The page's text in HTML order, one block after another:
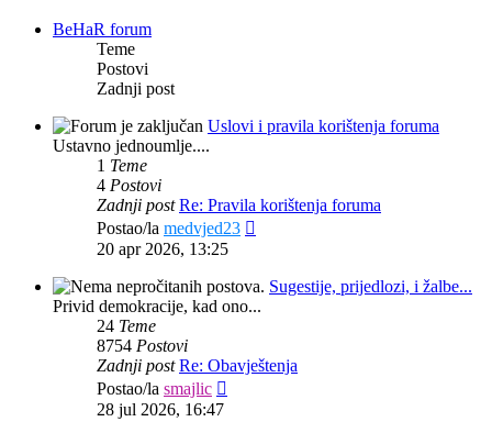
jel' to fino rasporedjeno?
nije :(
Respond
Gostje napisao/la:
07:38
Pekmezaje napisao/la:
↑31 jul 2026, 16:45
jel' to fino rasporedjeno?
Gost•sri aug 05, 2026 7:38 am
Pekmeza je napisao/la:
2026, 16:4577kg
Pekmeza• pet jul 31, 2026 9:20 pm
BeHaR forum
Teme
Postovi
Zadnji post
Uslovi i pravila korištenja foruma
Ustavno jednoumlje....
1 Teme
4 Postovi
Zadnji post Re: Pravila korištenja foruma
Postao/la medvjed23
20 apr 2026, 13:25
Sugestije, prijedlozi, i žalbe...
Privid demokracije, kad ono...
24 Teme
8754 Postovi
Zadnji post Re: Obavještenja
Postao/la smajlic
28 jul 2026, 16:47